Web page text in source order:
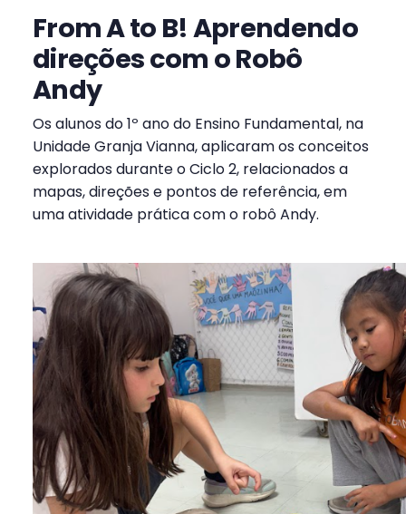
From A to B! Aprendendo
direções com o Robô
Andy
Os alunos do 1º ano do Ensino Fundamental, na
Unidade Granja Vianna, aplicaram os conceitos
explorados durante o Ciclo 2, relacionados a
mapas, direções e pontos de referência, em
uma atividade prática com o robô Andy.